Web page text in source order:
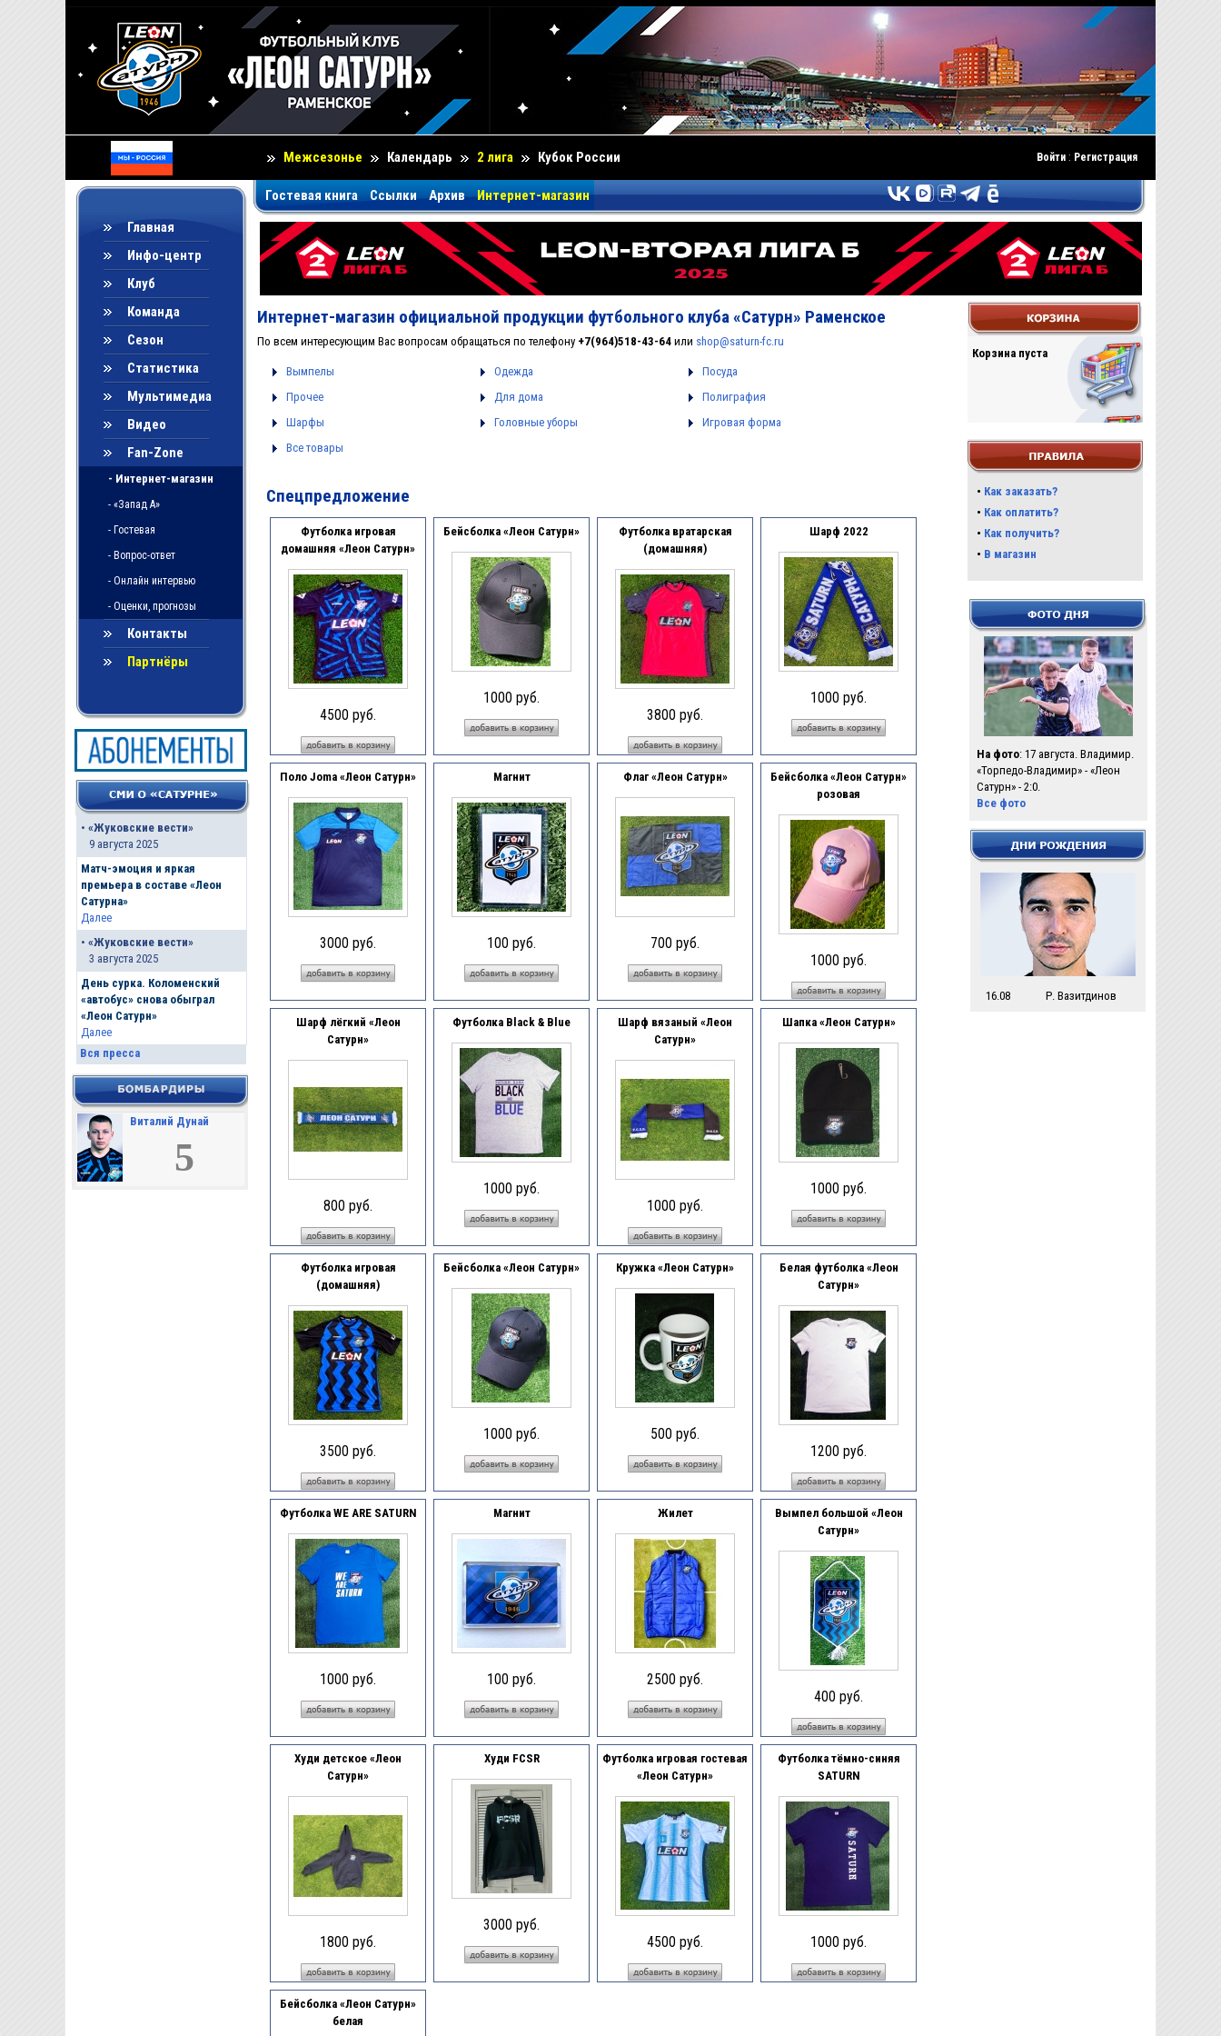
Межсезонье Календарь 2 лига Кубок России Войти : Регистрация
Главная
Инфо-центр
Клуб
Команда
Сезон
Статистика
Мультимедиа
Видео
Fan-Zone
- Интернет-магазин
- «Запад А»
- Гостевая
- Вопрос-ответ
- Онлайн интервью
- Оценки, прогнозы
Контакты
Партнёры
• «Жуковские вести»
9 августа 2025
Матч-эмоция и яркая
премьера в составе «Леон
Сатурна»
Далее
• «Жуковские вести»
3 августа 2025
День сурка. Коломенский
«автобус» снова обыграл
«Леон Сатурн»
Далее
Вся пресса
Виталий Дунай
5
Гостевая книга Ссылки Архив Интернет-магазин
Интернет-магазин официальной продукции футбольного клуба «Сатурн» Раменское
По всем интересующим Вас вопросам обращаться по телефону +7(964)518-43-64 или shop@saturn-fc.ru
Вымпелы Одежда
Посуда
Прочее
Для дома
Полиграфия
Шарфы
Головные уборы
Игровая форма
Все товары
Спецпредложение
Футболка игровая
домашняя «Леон Сатурн»
4500 руб.
Бейсболка «Леон Сатурн»
1000 руб.
Футболка вратарская
(домашняя)
3800 руб.
Шарф 2022
1000 руб.
Поло Joma «Леон Сатурн»
3000 руб.
Магнит
100 руб.
Флаг «Леон Сатурн»
700 руб.
Бейсболка «Леон Сатурн»
розовая
1000 руб.
Шарф лёгкий «Леон
Сатурн»
800 руб.
Футболка Black & Blue
1000 руб.
Шарф вязаный «Леон
Сатурн»
1000 руб.
Шапка «Леон Сатурн»
1000 руб.
Футболка игровая
(домашняя)
3500 руб.
Бейсболка «Леон Сатурн»
1000 руб.
Кружка «Леон Сатурн»
500 руб.
Белая футболка «Леон
Сатурн»
1200 руб.
Футболка WE ARE SATURN
1000 руб.
Магнит
100 руб.
Жилет
2500 руб.
Вымпел большой «Леон
Сатурн»
400 руб.
Худи детское «Леон
Сатурн»
1800 руб.
Худи FCSR
3000 руб.
Футболка игровая гостевая
«Леон Сатурн»
4500 руб.
Футболка тёмно-синяя
SATURN
1000 руб.
Бейсболка «Леон Сатурн»
белая
Корзина пуста
• Как заказать?
• Как оплатить?
• Как получить?
• В магазин
На фото: 17 августа. Владимир.
«Торпедо-Владимир» - «Леон
Сатурн» - 2:0.
Все фото
16.08 Р. Вазитдинов